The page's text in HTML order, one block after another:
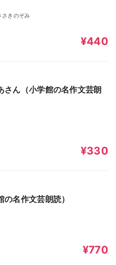
さきのぞみ
¥440
さん（小学館の名作文芸朗
¥330
名作文芸朗読）
¥770